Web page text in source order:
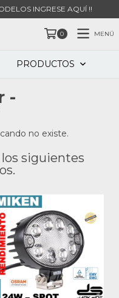
INGRESE AQUÍ !!
0 MENÚ
PRODUCTOS
-
no existe.
siguientes